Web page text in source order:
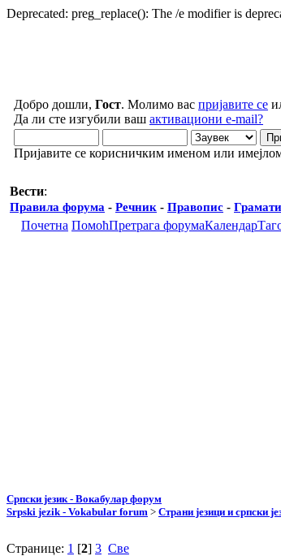
Deprecated: preg_replace(): The /e modifier is
Добро дошли, Гост. Молимо вас пријавите се
Да ли сте изгубили ваш активациони e-mail?
Пријавите се корисничким именом или
Вести:
Правила форума - Речник - Правопис -
Почетна ПомоћПретрага форумаКалендар
Српски језик - Вокабулар форум
Srpski jezik - Vokabular forum > Страни језици и српски
Странице: 1 [2] 3 Све